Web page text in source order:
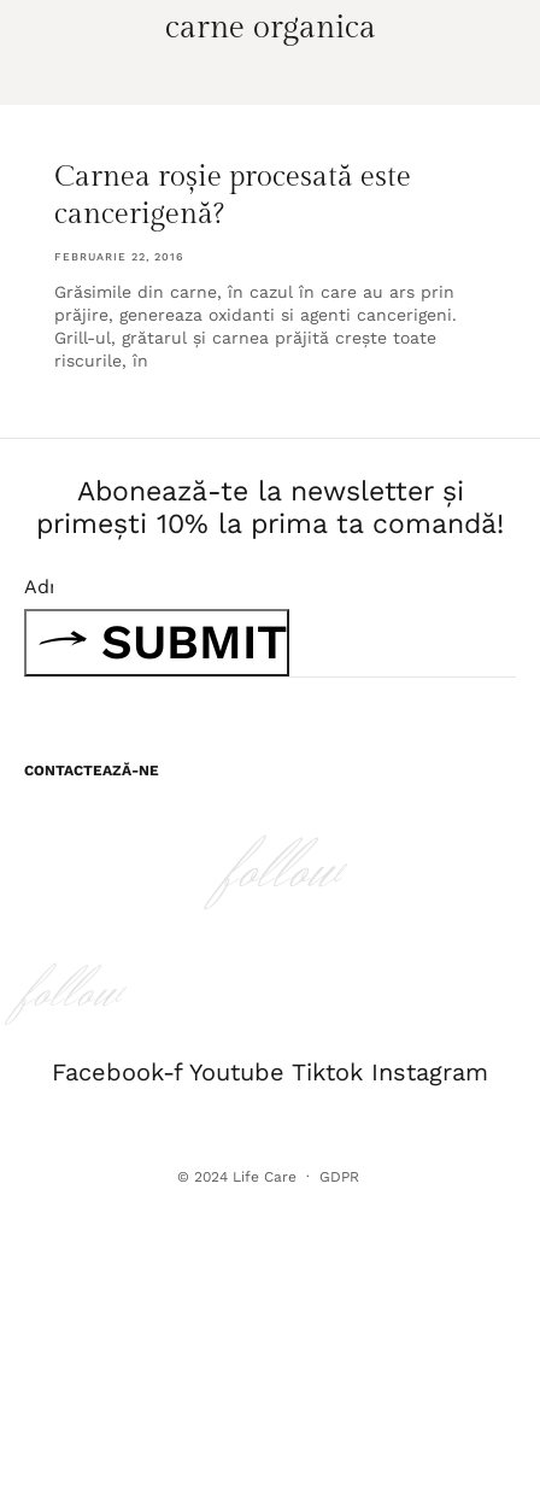
carne organica
Carnea roșie procesată este
cancerigenă?
FEBRUARIE 22, 2016
Grăsimile din carne, în cazul în care au ars prin
prăjire, genereaza oxidanti si agenti cancerigeni.
Grill-ul, grătarul și carnea prăjită crește toate
riscurile, în
Abonează-te la newsletter și
primești 10% la prima ta comandă!
SUBMIT
CONTACTEAZĂ-NE
follow
follow
Facebook-f Youtube Tiktok Instagram
© 2024 Life Care· GDPR